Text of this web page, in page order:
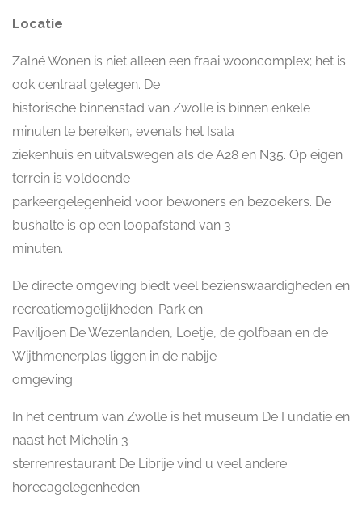
Locatie
Zalné Wonen is niet alleen een fraai wooncomplex; het is
ook centraal gelegen. De
historische binnenstad van Zwolle is binnen enkele
minuten te bereiken, evenals het Isala
ziekenhuis en uitvalswegen als de A28 en N35. Op eigen
terrein is voldoende
parkeergelegenheid voor bewoners en bezoekers. De
bushalte is op een loopafstand van 3
minuten.
De directe omgeving biedt veel bezienswaardigheden en
recreatiemogelijkheden. Park en
Paviljoen De Wezenlanden, Loetje, de golfbaan en de
Wijthmenerplas liggen in de nabije
omgeving.
In het centrum van Zwolle is het museum De Fundatie en
naast het Michelin 3-
sterrenrestaurant De Librije vind u veel andere
horecagelegenheden.